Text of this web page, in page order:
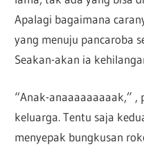
Apalagi bagaimana
yang menuju pancaroba
Seakan-akan ia
“Anak-anaaaaaaaaak,” ,
keluarga. Tentu saja
menyepak bungkusan